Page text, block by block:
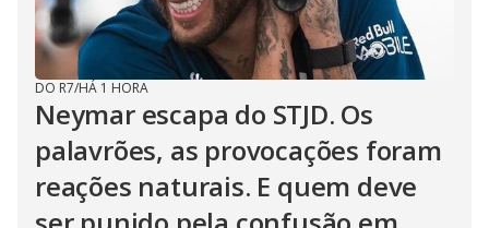
DO R7/HÁ 1 HORA
Neymar escapa do STJD. Os
palavrões, as provocações foram
reações naturais. E quem deve